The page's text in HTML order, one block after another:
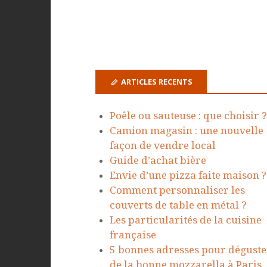
ARTICLES RECENTS
Poêle ou sauteuse : que choisir ?
Camion magasin : une nouvelle
façon de vendre local
Guide d’achat bière
Envie d’une pizza faite maison ?
Comment personnaliser les
couverts de table en métal ?
Les particularités de la cuisine
française
5 bonnes adresses pour